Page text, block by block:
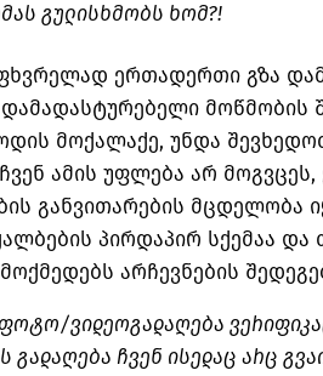
გულისხმობს ხომ?!
ერთადერთი გზა
მოწმობის
მოქალაქე, უნდა
ამის უფლება არ მოგვცეს,
განვითარების მცდელობა
პირდაპირ სქემაა
არჩევნების
ვიდეოგადაღება
ჩვენ ისედაც არც